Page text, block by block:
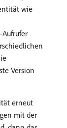
wie
Version
erneut
mit der